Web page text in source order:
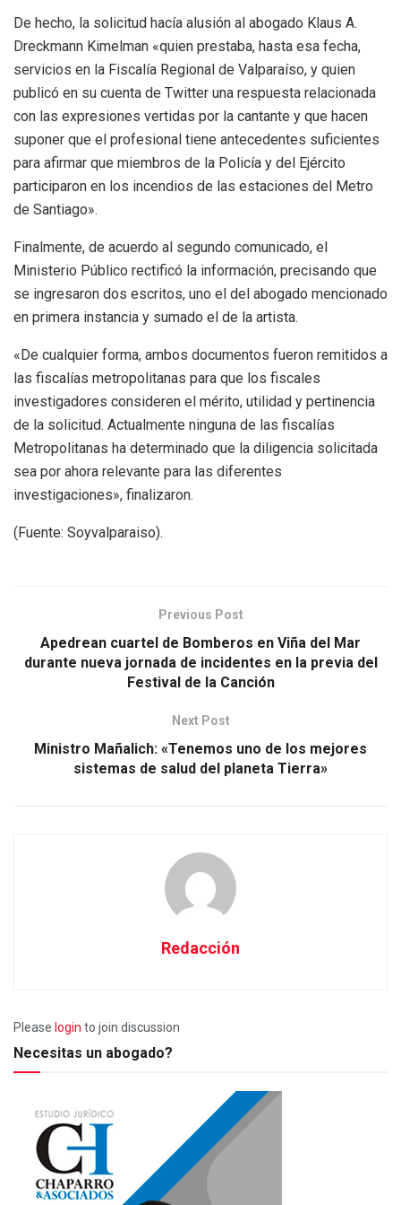
De hecho, la solicitud hacía alusión al abogado Klaus A.
Dreckmann Kimelman «quien prestaba, hasta esa fecha,
servicios en la Fiscalía Regional de Valparaíso, y quien
publicó en su cuenta de Twitter una respuesta relacionada
con las expresiones vertidas por la cantante y que hacen
suponer que el profesional tiene antecedentes suficientes
para afirmar que miembros de la Policía y del Ejército
participaron en los incendios de las estaciones del Metro
de Santiago».
Finalmente, de acuerdo al segundo comunicado, el
Ministerio Público rectificó la información, precisando que
se ingresaron dos escritos, uno el del abogado mencionado
en primera instancia y sumado el de la artista.
«De cualquier forma, ambos documentos fueron remitidos a
las fiscalías metropolitanas para que los fiscales
investigadores consideren el mérito, utilidad y pertinencia
de la solicitud. Actualmente ninguna de las fiscalías
Metropolitanas ha determinado que la diligencia solicitada
sea por ahora relevante para las diferentes
investigaciones», finalizaron.
(Fuente: Soyvalparaiso).
Previous Post
Apedrean cuartel de Bomberos en Viña del Mar
durante nueva jornada de incidentes en la previa del
Festival de la Canción
Next Post
Ministro Mañalich: «Tenemos uno de los mejores
sistemas de salud del planeta Tierra»
Redacción
Please login to join discussion
Necesitas un abogado?